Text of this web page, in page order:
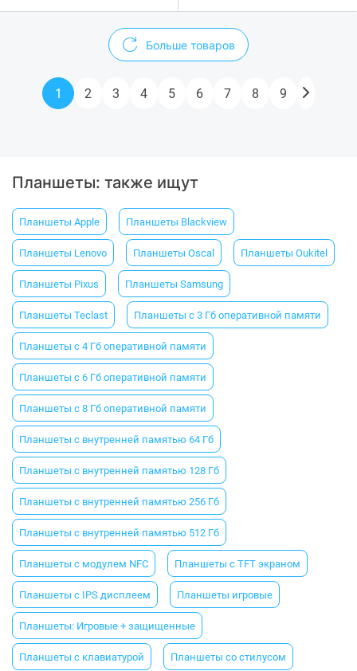
Больше товаров
1 2 3 4 5 6 7 8 9
Планшеты: также ищут
Планшеты Apple Планшеты Blackview
Планшеты Lenovo Планшеты Oscal Планшеты Oukitel
Планшеты Pixus Планшеты Samsung
Планшеты Teclast Планшеты с 3 Гб оперативной памяти
Планшеты с 4 Гб оперативной памяти
Планшеты с 6 Гб оперативной памяти
Планшеты с 8 Гб оперативной памяти
Планшеты с внутренней памятью 64 Гб
Планшеты с внутренней памятью 128 Гб
Планшеты с внутренней памятью 256 Гб
Планшеты с внутренней памятью 512 Гб
Планшеты с модулем NFC Планшеты с TFT экраном
Планшеты с IPS дисплеем Планшеты игровые
Планшеты: Игровые + защищенные
Планшеты с клавиатурой Планшеты со стилусом